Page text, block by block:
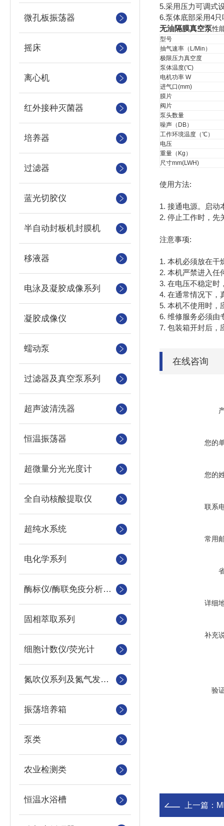
微孔板振荡器
摇床
离心机
红外接种灭菌器
培养器
过滤器
蓝光切胶仪
半自动封板机封膜机
移液器
电泳及凝胶成像系列
凝胶成像仪
蠕动泵
过滤器及真空泵系列
超声波清洗器
恒温振荡器
超微量分光光度计
全自动核酸提取仪
超纯水系统
电化学系列
酶标仪/酶联免疫分析仪及洗板机
固相萃取系列
细胞计数仪/荧光计
氮吹仪系列及氮气发生器
振荡培养箱
泵类
农业检测类
恒温水浴槽
5.采用压力可调式
6.泵体底部采用4
无油隔膜真空泵性
型号
抽气速率（L/Min）
极限压力真空度
泵体温度(℃)
电机功率 W
进气口(mm)
膜片
阀片
泵头数量
噪声（DB）
工作环境温度（℃）
电压
重量（Kg）
尺寸mm(LWH)
使用方法:
1. 接通电源。启动
2. 停止工作时，先
注意事项:
1. 本机必须放在干
2. 本机严禁进入任
3. 在电压不稳定时
4. 在通常情况下，
5. 本机不使用时，
6. 维修服务必须由
7. 包装箱开封后，
在线咨询
您的
您的
联系
常用
详细
补充
验
上一篇：